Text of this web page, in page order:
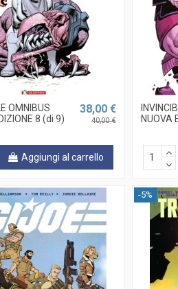
OMNIBUS
8 (di 9)
38,00 €
40,00 €
Aggiungi al carrello
NUOVA
-5%